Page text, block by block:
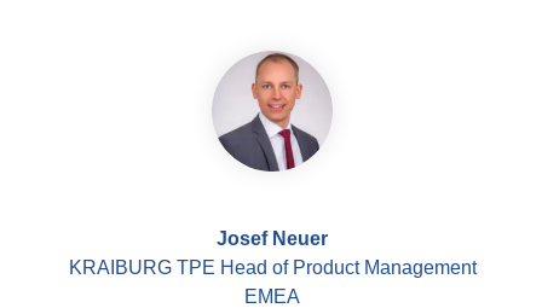
Josef Neuer
KRAIBURG TPE Head of Product Management
EMEA